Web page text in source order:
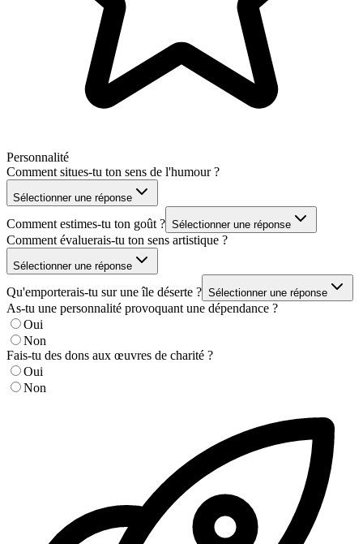
Personnalité
Comment situes-tu ton sens de l'humour ?
Sélectionner une réponse
Comment estimes-tu ton goût ? Sélectionner une réponse
Comment évaluerais-tu ton sens artistique ?
Sélectionner une réponse
Qu'emporterais-tu sur une île déserte ? Sélectionner une réponse
As-tu une personnalité provoquant une dépendance ?
Oui
Non
Fais-tu des dons aux œuvres de charité ?
Oui
Non